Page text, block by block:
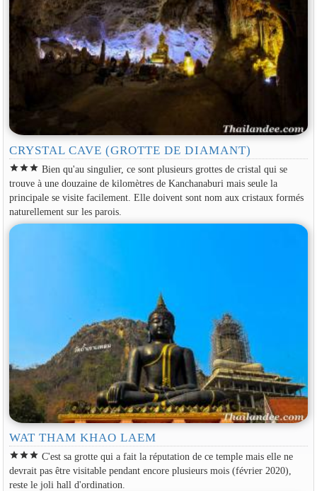
CRYSTAL CAVE (GROTTE DE DIAMANT)
starstarstar Bien qu'au singulier, ce sont plusieurs grottes de cristal qui se
trouve à une douzaine de kilomètres de Kanchanaburi mais seule la
principale se visite facilement. Elle doivent sont nom aux cristaux formés
naturellement sur les parois.
WAT THAM KHAO LAEM
starstarstar C'est sa grotte qui a fait la réputation de ce temple mais elle ne
devrait pas être visitable pendant encore plusieurs mois (février 2020),
reste le joli hall d'ordination.